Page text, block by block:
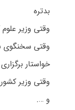
بدتره
وقتی وزیر
خواستار
وقتی وزیر کشور
و ….